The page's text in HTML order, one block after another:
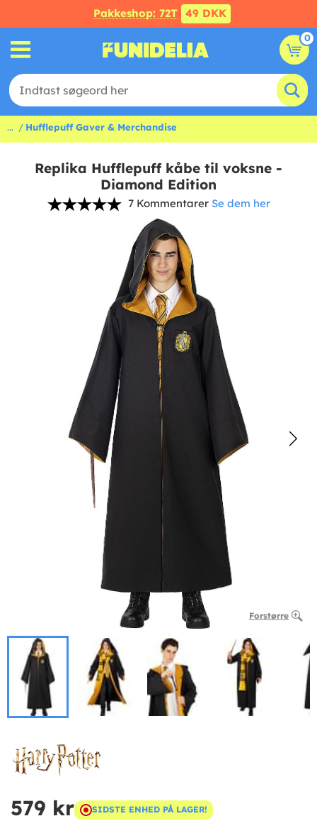
Pakkeshop: 72T 49 DKK
0
... Hufflepuff Gaver & Merchandise
Replika Hufflepuff kåbe til voksne -
Diamond Edition
7 Kommentarer Se dem her
Forstørre
579 kr SIDSTE ENHED PÅ LAGER!